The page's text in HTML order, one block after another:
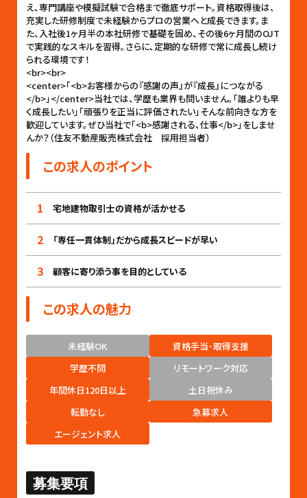
え、専門講座や模擬試験で合格まで徹底サポート。資格取得後は、
充実した研修制度で未経験からプロの営業へと成長できます。ま
た、入社後1ヶ月半の本社研修で基礎を固め、その後6ヶ月間のOJT
で実践的なスキルを習得。さらに、定期的な研修で常に成長し続け
られる環境です！
<br><br>
<center>「<b>お客様からの『感謝の声』が『成長』につながる
</b>」</center>当社では、学歴も業界も問いません。「誰よりも早
く成長したい」「頑張りを正当に評価されたい」そんな前向きな方を
歓迎しています。ぜひ当社で「<b>感謝される、仕事</b>」をしませ
んか？（住友不動産販売株式会社 採用担当者）
この求人のポイント
1 宅地建物取引士の資格が活かせる
2 「専任一貫体制」だから成長スピードが早い
3 顧客に寄り添う事を目的としている
この求人の魅力
未経験OK
資格手当･取得支援
学歴不問
リモートワーク対応
年間休日120日以上
土日祝休み
転勤なし
急募求人
エージェント求人
募集要項